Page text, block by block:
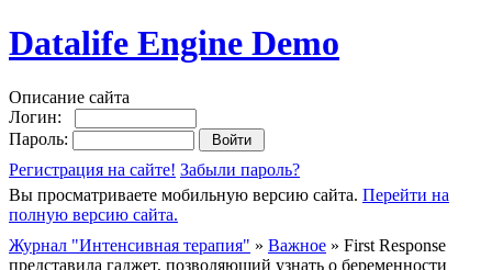
Datalife Engine Demo
Описание сайта
Логин:
Пароль:
Регистрация на сайте! Забыли пароль?
Вы просматриваете мобильную версию сайта. Перейти на
полную версию сайта.
Журнал "Интенсивная терапия" » Важное » First Response
представила гаджет, позволяющий узнать о беременности